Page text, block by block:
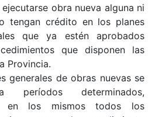
obra nueva alguna ni
tengan crédito en los planes
que ya estén aprobados
que disponen las
Provincia.
generales de obras nuevas se
períodos determinados,
en los mismos todos los